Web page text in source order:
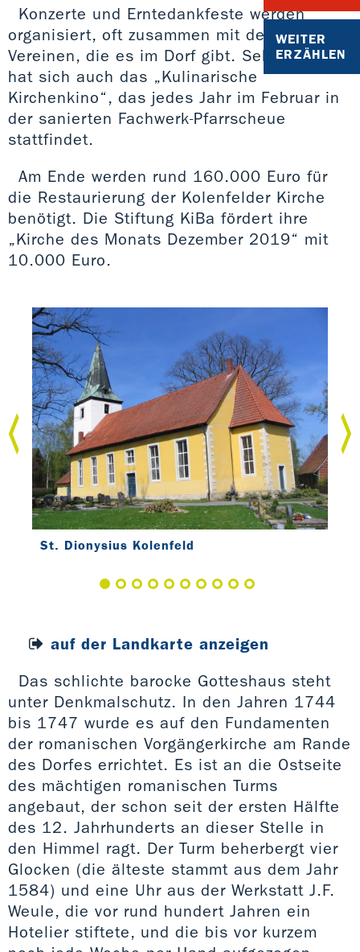
WEITER
ERZÄHLEN
Konzerte und Erntedankfeste werden
organisiert, oft zusammen mit den vielen
Vereinen, die es im Dorf gibt. Sehr bewährt
hat sich auch das „Kulinarische
Kirchenkino“, das jedes Jahr im Februar in
der sanierten Fachwerk-Pfarrscheue
stattfindet.
Am Ende werden rund 160.000 Euro für
die Restaurierung der Kolenfelder Kirche
benötigt. Die Stiftung KiBa fördert ihre
„Kirche des Monats Dezember 2019“ mit
10.000 Euro.
St. Dionysius Kolenfeld
St.
auf der Landkarte anzeigen
Das schlichte barocke Gotteshaus steht
unter Denkmalschutz. In den Jahren 1744
bis 1747 wurde es auf den Fundamenten
der romanischen Vorgängerkirche am Rande
des Dorfes errichtet. Es ist an die Ostseite
des mächtigen romanischen Turms
angebaut, der schon seit der ersten Hälfte
des 12. Jahrhunderts an dieser Stelle in
den Himmel ragt. Der Turm beherbergt vier
Glocken (die älteste stammt aus dem Jahr
1584) und eine Uhr aus der Werkstatt J.F.
Weule, die vor rund hundert Jahren ein
Hotelier stiftete, und die bis vor kurzem